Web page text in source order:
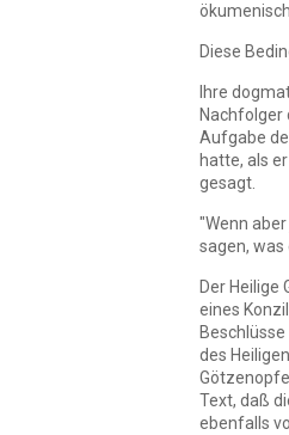
Diese
Ihre
Nachfolger
Aufgabe
hatte, als
gesagt.
"Wenn
sagen, was
Der Heilige
eines
des
Text, daß
ebenfalls